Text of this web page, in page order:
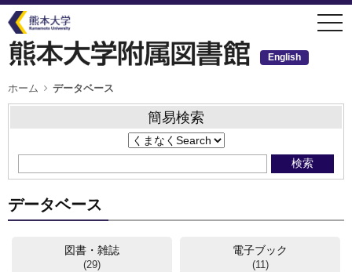
イ
コ
テ
ツ
移
English
パ
ン
く
ホーム データベース
簡易検索
データベース
図書・雑誌
(29)
電子ブック
(11)